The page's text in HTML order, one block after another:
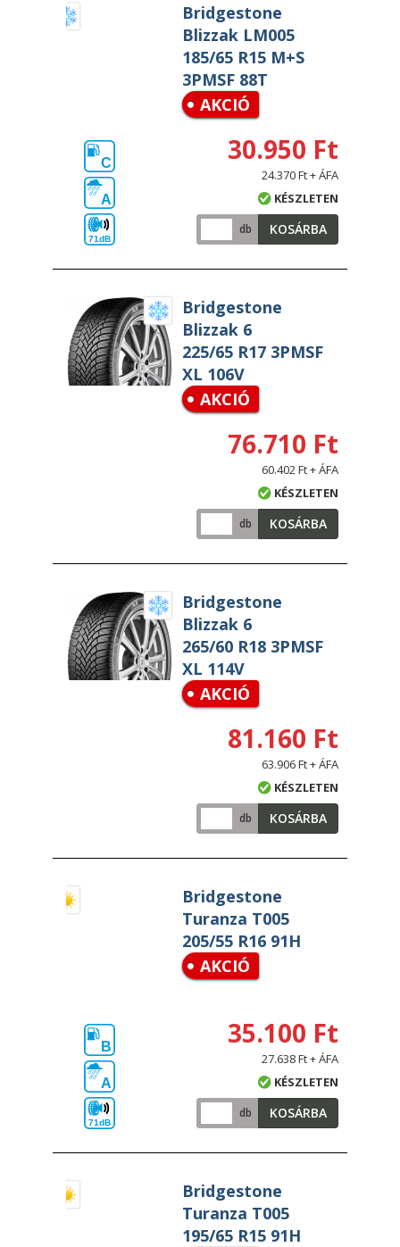
Bridgestone
Blizzak LM005
185/65 R15 M+S
3PMSF 88T
AKCIÓ
C
A
71dB
30.950 Ft
24.370 Ft + ÁFA
KÉSZLETEN
db KOSÁRBA
Bridgestone
Blizzak 6
225/65 R17 3PMSF
XL 106V
AKCIÓ
76.710 Ft
60.402 Ft + ÁFA
KÉSZLETEN
db KOSÁRBA
Bridgestone
Blizzak 6
265/60 R18 3PMSF
XL 114V
AKCIÓ
81.160 Ft
63.906 Ft + ÁFA
KÉSZLETEN
db KOSÁRBA
Bridgestone
Turanza T005
205/55 R16 91H
AKCIÓ
B
A
71dB
35.100 Ft
27.638 Ft + ÁFA
KÉSZLETEN
db KOSÁRBA
Bridgestone
Turanza T005
195/65 R15 91H